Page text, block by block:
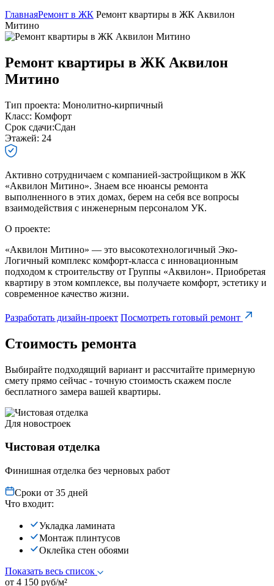
ГлавнаяРемонт в ЖК Ремонт квартиры в ЖК Аквилон
Митино
Ремонт квартиры в ЖК Аквилон
Митино
Тип проекта: Монолитно-кирпичный
Класс: Комфорт
Срок сдачи:Сдан
Этажей: 24
Активно сотрудничаем с компанией-застройщиком в ЖК
«Аквилон Митино». Знаем все нюансы ремонта
выполненного в этих домах, берем на себя все вопросы
взаимодействия с инженерным персоналом УК.
О проекте:
«Аквилон Митино» — это высокотехнологичный Эко-
Логичный комплекс комфорт-класса с инновационным
подходом к строительству от Группы «Аквилон». Приобретая
квартиру в этом комплексе, вы получаете комфорт, эстетику и
современное качество жизни.
Разработать дизайн-проект Посмотреть готовый ремонт
Стоимость ремонта
Выбирайте подходящий вариант и рассчитайте примерную
смету прямо сейчас - точную стоимость скажем после
бесплатного замера вашей квартиры.
Для новостроек
Чистовая отделка
Финишная отделка без черновых работ
Сроки от 35 дней
Что входит:
Укладка ламината
Монтаж плинтусов
Оклейка стен обоями
Показать весь список
от 4 150 руб/м²